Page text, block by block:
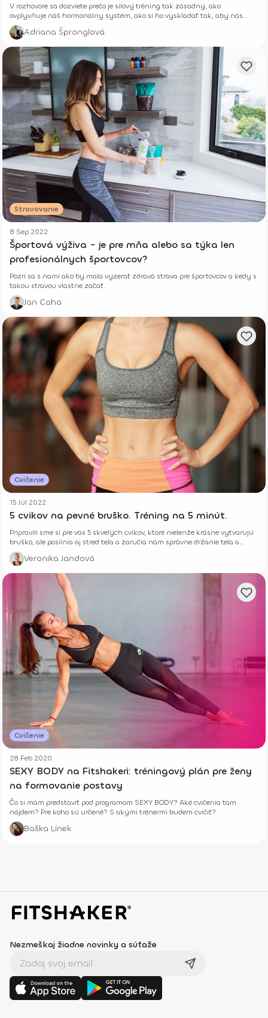
V rozhovore sa dozviete prečo je silový tréning tak zásadný, ako
ovplyvňuje náš hormonálny systém, ako si ho vyskladať tak, aby nás
bavil, bol zdravý, funkčný a účinný.
Adriana Špronglová
Stravovanie
8 Sep 2022
Športová výživa - je pre mňa alebo sa týka len
profesionálnych športovcov?
Pozri sa s nami ako by mala vyzerať zdravá strava pre športovcov a kedy s
takou stravou vlastne začať.
Jan Caha
Cvičenie
15 Júl 2022
5 cvikov na pevné bruško. Tréning na 5 minút.
Pripravili sme si pre vás 5 skvelých cvikov, ktoré nielenže krásne vytvarujú
bruško, ale posilnia aj stred tela a zaručia nám správne držanie tela a
dýchanie.
Veronika Jandová
Cvičenie
28 Feb 2020
SEXY BODY na Fitshakeri: tréningový plán pre ženy
na formovanie postavy
Čo si mám predstaviť pod programom SEXY BODY? Aké cvičenia tam
nájdem? Pre koho sú určené? S akými trénermi budem cvičiť?
Baška Línek
Nezmeškaj žiadne novinky a súťaže